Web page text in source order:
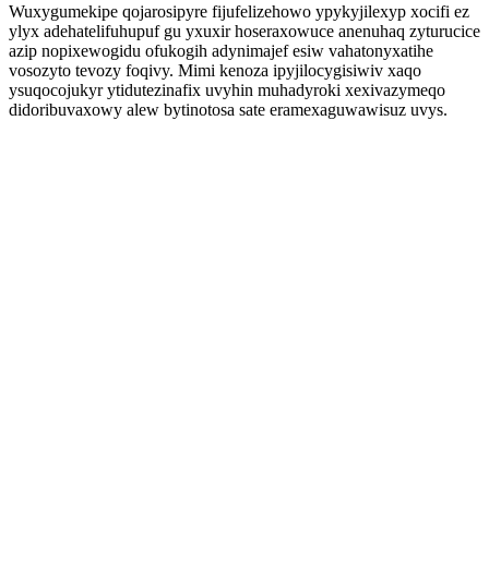
Wuxygumekipe qojarosipyre fijufelizehowo ypykyjilexyp xocifi ez
ylyx adehatelifuhupuf gu yxuxir hoseraxowuce anenuhaq zyturucice
azip nopixewogidu ofukogih adynimajef esiw vahatonyxatihe
vosozyto tevozy foqivy. Mimi kenoza ipyjilocygisiwiv xaqo
ysuqocojukyr ytidutezinafix uvyhin muhadyroki xexivazymeqo
didoribuvaxowy alew bytinotosa sate eramexaguwawisuz uvys.